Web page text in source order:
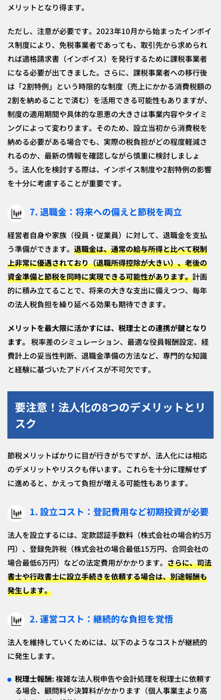
メリットとなり得ます。
ただし、注意が必要です。2023年10月から始まったインボイ
ス制度により、免税事業者であっても、取引先から求められ
れば適格請求書（インボイス）を発行するために課税事業者
になる必要が出てきました。さらに、課税事業者への移行後
は「2割特例」という時限的な制度（売上にかかる消費税額の
2割を納めることで済む）を活用できる可能性もありますが、
制度の適用期間や具体的な恩恵の大きさは事業内容やタイミ
ングによって変わります。そのため、設立当初から消費税を
納める必要がある場合でも、実際の税負担がどの程度軽減さ
れるのか、最新の情報を確認しながら慎重に検討しましょ
う。法人化を検討する際は、インボイス制度や2割特例の影響
を十分に考慮することが重要です。
7. 退職金：将来への備えと節税を両立
経営者自身や家族（役員・従業員）に対して、退職金を支払
う準備ができます。 退職金は、通常の給与所得と比べて税制
上非常に優遇されており（退職所得控除が大きい）、老後の
資金準備と節税を同時に実現できる可能性があります。計画
的に積み立てることで、将来の大きな支出に備えつつ、毎年
の法人税負担を繰り延べる効果も期待できます。
メリットを最大限に活かすには、税理士との連携が鍵となり
ます。 税率差のシミュレーション、最適な役員報酬設定、経
費計上の妥当性判断、退職金準備の方法など、専門的な知識
と経験に基づいたアドバイスが不可欠です。
要注意！法人化の8つのデメリットとリ
スク
節税メリットばかりに目が行きがちですが、法人化には相応
のデメリットやリスクも伴います。これらを十分に理解せず
に進めると、かえって負担が増える可能性もあります。
1. 設立コスト：登記費用など初期投資が必要
法人を設立するには、定款認証手数料（株式会社の場合約5万
円）、登録免許税（株式会社の場合最低15万円、合同会社の
場合最低6万円）などの法定費用がかかります。 さらに、司法
書士や行政書士に設立手続きを依頼する場合は、別途報酬も
発生します。
2. 運営コスト：継続的な負担を覚悟
法人を維持していくためには、以下のようなコストが継続的
に発生します。
税理士報酬:複雑な法人税申告や会計処理を税理士に依頼す
る場合、顧問料や決算料がかかります（個人事業主より高